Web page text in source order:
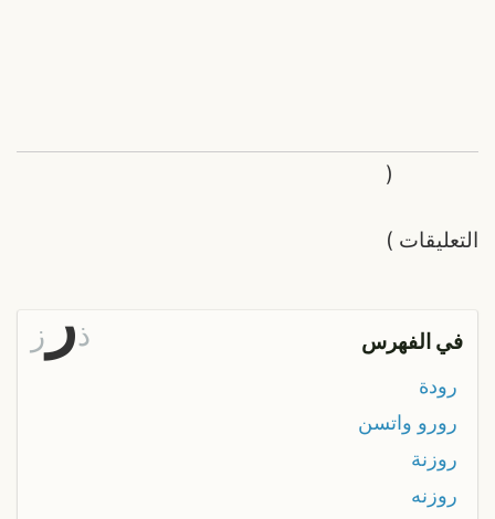
التعليقات
(
)
في الفهرس ذر ز
رودة
رورو واتسن
روزنة
روزنه